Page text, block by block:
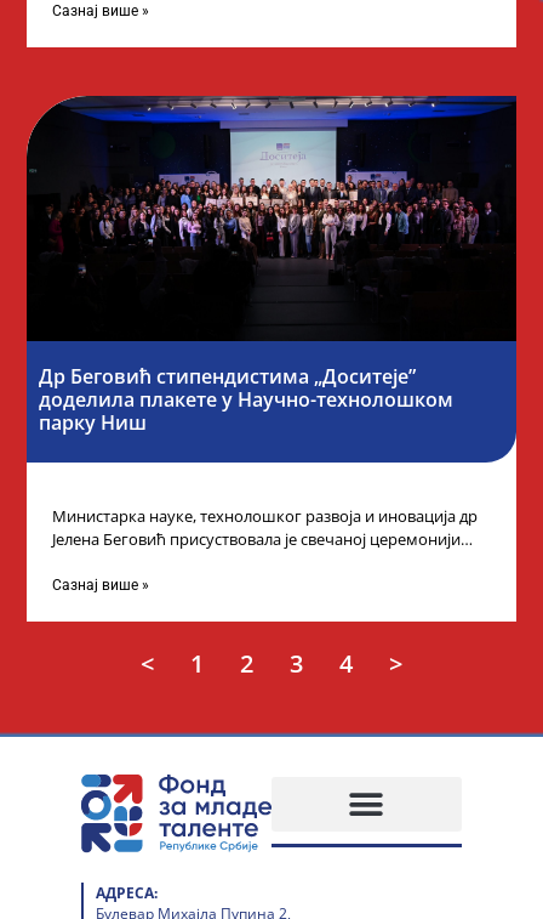
Сазнај више »
Др Беговић стипендистима „Доситеје”
доделила плакете у Научно-технолошком
парку Ниш
Министарка науке, технолошког развоја и иновација др
Јелена Беговић присуствовала је свечаној церемонији
„Доситеја” Фонда
Сазнај више »
< 1 2 3 4 >
АДРЕСА:
Булевар Михајла Пупина 2,